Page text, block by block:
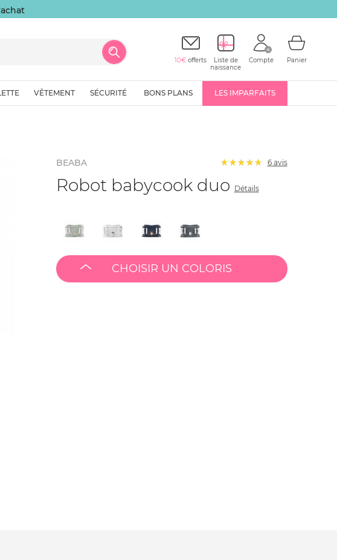
10€ offerts
Liste de
naissance
Compte Panier
VÊTEMENT SÉCURITÉ BONS PLANS LES IMPARFAITS
BEABA 6avis
Robot babycook duo Détails
CHOISIR UN COLORIS